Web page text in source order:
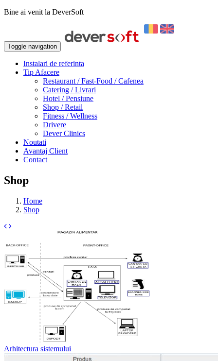
Bine ai venit la DeverSoft
Toggle navigation
Instalari de referinta
Tip Afacere
Restaurant / Fast-Food / Cafenea
Catering / Livrari
Hotel / Pensiune
Shop / Retail
Fitness / Wellness
Drivere
Dever Clinics
Noutati
Avantaj Client
Contact
Shop
Home
Shop
Arhitectura sistemului